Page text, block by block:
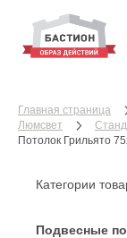
Главная страница
Люмсвет
Потолок Грильято
Категории
Подвесные